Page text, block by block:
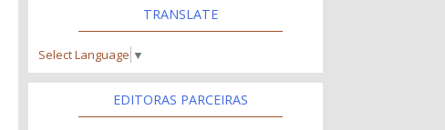
TRANSLATE
Select Language ▼
EDITORAS PARCEIRAS